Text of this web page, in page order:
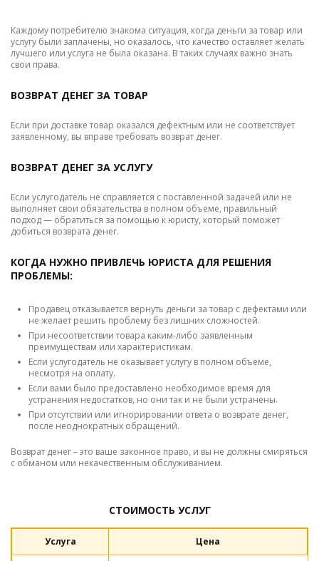
Каждому потребителю знакома ситуация, когда деньги за товар или
услугу были заплачены, но оказалось, что качество оставляет желать
лучшего или услуга не была оказана. В таких случаях важно знать
свои права.
ВОЗВРАТ ДЕНЕГ ЗА ТОВАР
Если при доставке товар оказался дефектным или не соответствует
заявленному, вы вправе требовать возврат денег.
ВОЗВРАТ ДЕНЕГ ЗА УСЛУГУ
Если услугодатель не справляется с поставленной задачей или не
выполняет свои обязательства в полном объеме, правильный
подход — обратиться за помощью к юристу, который поможет
добиться возврата денег.
КОГДА НУЖНО ПРИВЛЕЧЬ ЮРИСТА ДЛЯ РЕШЕНИЯ
ПРОБЛЕМЫ:
Продавец отказывается вернуть деньги за товар с дефектами или
не желает решить проблему без лишних сложностей.
При несоответствии товара каким-либо заявленным
преимуществам или характеристикам.
Если услугодатель не оказывает услугу в полном объеме,
несмотря на оплату.
Если вами было предоставлено необходимое время для
устранения недостатков, но они так и не были устранены.
При отсутствии или игнорировании ответа о возврате денег,
после неоднократных обращений.
Возврат денег – это ваше законное право, и вы не должны смиряться
с обманом или некачественным обслуживанием.
СТОИМОСТЬ УСЛУГ
Услуга Цена